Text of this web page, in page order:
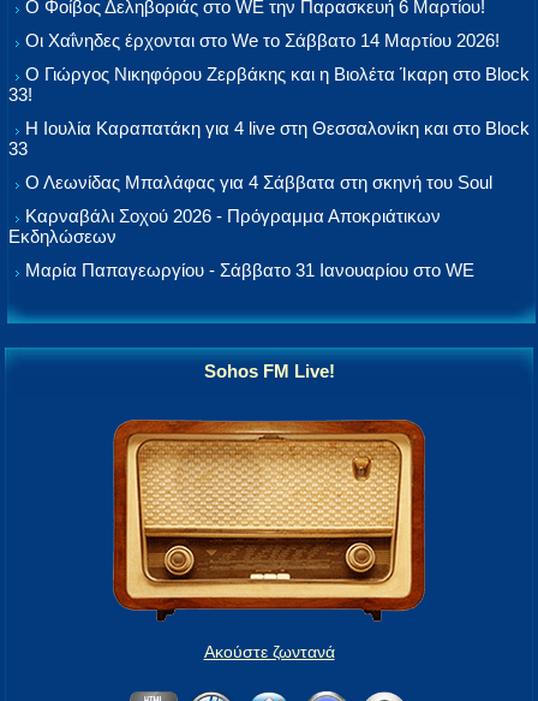
Ο Φοίβος Δεληβοριάς στο WE την Παρασκευή 6 Μαρτίου!
Οι Χαΐνηδες έρχονται στο We το Σάββατο 14 Μαρτίου 2026!
Ο Γιώργος Νικηφόρου Ζερβάκης και η Βιολέτα Ίκαρη στο Block
33!
Η Ιουλία Καραπατάκη για 4 live στη Θεσσαλονίκη και στο Block
33
Ο Λεωνίδας Μπαλάφας για 4 Σάββατα στη σκηνή του Soul
Καρναβάλι Σοχού 2026 - Πρόγραμμα Αποκριάτικων
Εκδηλώσεων
Μαρία Παπαγεωργίου - Σάββατο 31 Ιανουαρίου στο WE
Sohos FM Live!
Ακούστε ζωντανά